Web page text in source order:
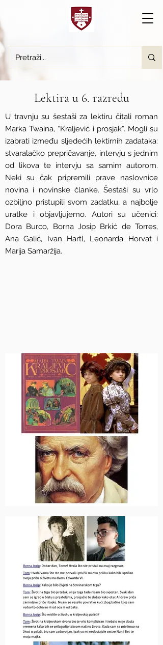
Lektira u 6. razredu
U travnju su šestaši za lektiru čitali roman
Marka Twaina, “Kraljević i prosjak”. Mogli su
izabrati između sljedećih lektirnih zadataka:
stvaralačko prepričavanje, intervju s jednim
od likova te intervju sa samim autorom.
Neki su čak pripremili prave naslovnice
novina i novinske članke. Šestaši su vrlo
ozbiljno pristupili svom zadatku, a najbolje
uratke i objavljujemo. Autori su učenici:
Dora Burco, Borna Josip Brkić de Torres,
Ana Galić, Ivan Hartl, Leonarda Horvat i
Marija Samaržija.